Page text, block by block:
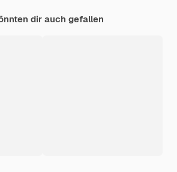
dir auch gefallen